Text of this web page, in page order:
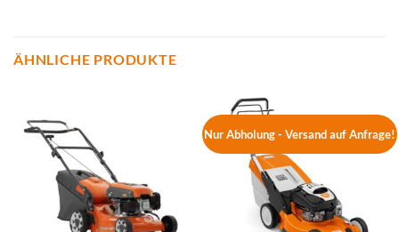
ÄHNLICHE PRODUKTE
Nur Abholung - Versand auf Anfrage!